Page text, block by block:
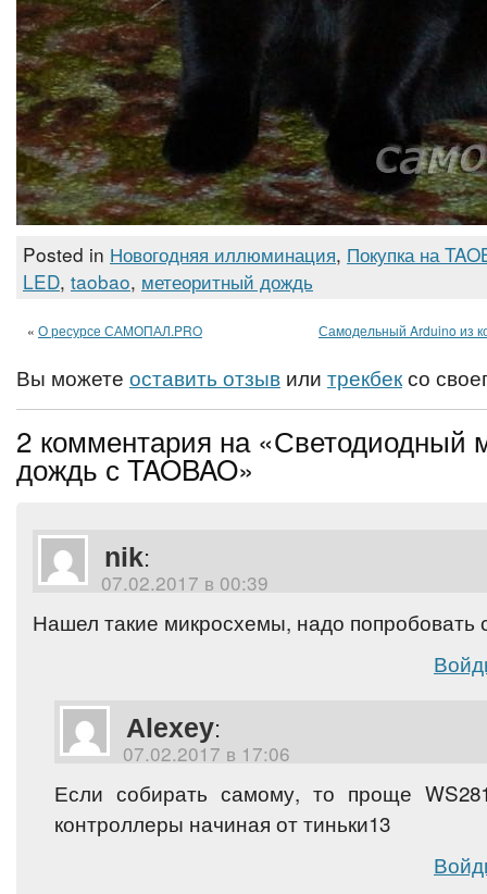
Posted in Новогодняя иллюминация, Покупка на
LED, taobao, метеоритный дождь
« О ресурсе САМОПАЛ.PRO Самодельный Arduino из
Вы можете оставить отзыв или трекбексо
2 комментария на «Светодиодный
дождь с TAOBAO»
nik:
07.02.2017 в 00:39
Нашел такие микросхемы, надо попробовать
Alexey:
07.02.2017 в 17:06
Если собирать самому, то проще
контроллеры начиная от тиньки13